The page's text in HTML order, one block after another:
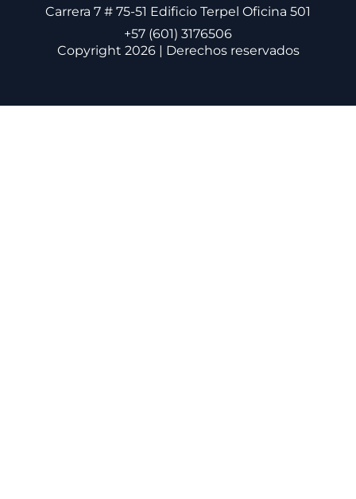
Carrera 7 # 75-51 Edificio Terpel Oficina 501
+57 (601) 3176506
Copyright 2026 | Derechos reservados